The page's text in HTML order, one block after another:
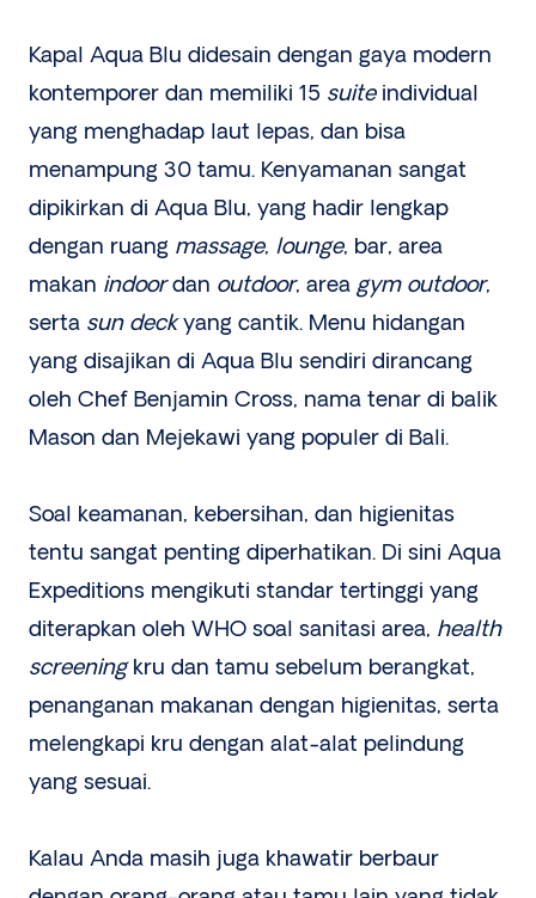
Kapal Aqua Blu didesain dengan gaya modern
kontemporer dan memiliki 15 suiteindividual
yang menghadap laut lepas, dan bisa
menampung 30 tamu. Kenyamanan sangat
dipikirkan di Aqua Blu, yang hadir lengkap
dengan ruang massage, lounge, bar, area
makan indoordan outdoor, area gym outdoor,
serta sun deckyang cantik. Menu hidangan
yang disajikan di Aqua Blu sendiri dirancang
oleh Chef Benjamin Cross, nama tenar di balik
Mason dan Mejekawi yang populer di Bali.
Soal keamanan, kebersihan, dan higienitas
tentu sangat penting diperhatikan. Di sini Aqua
Expeditions mengikuti standar tertinggi yang
diterapkan oleh WHO soal sanitasi area, health
screeningkru dan tamu sebelum berangkat,
penanganan makanan dengan higienitas, serta
melengkapi kru dengan alat-alat pelindung
yang sesuai.
Kalau Anda masih juga khawatir berbaur